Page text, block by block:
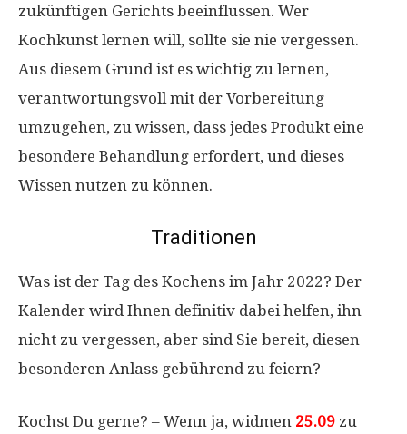
zukünftigen Gerichts beeinflussen. Wer
Kochkunst lernen will, sollte sie nie vergessen.
Aus diesem Grund ist es wichtig zu lernen,
verantwortungsvoll mit der Vorbereitung
umzugehen, zu wissen, dass jedes Produkt eine
besondere Behandlung erfordert, und dieses
Wissen nutzen zu können.
Traditionen
Was ist der Tag des Kochens im Jahr 2022? Der
Kalender wird Ihnen definitiv dabei helfen, ihn
nicht zu vergessen, aber sind Sie bereit, diesen
besonderen Anlass gebührend zu feiern?
Kochst Du gerne? – Wenn ja, widmen 25.09 zu